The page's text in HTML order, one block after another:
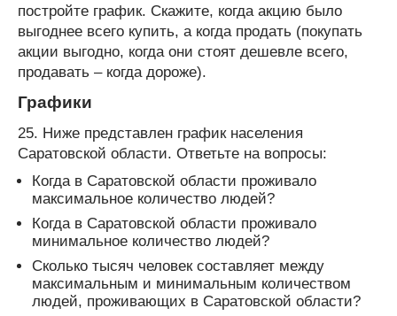
постройте график. Скажите, когда акцию было
выгоднее всего купить, а когда продать (покупать
акции выгодно, когда они стоят дешевле всего,
продавать – когда дороже).
Графики
25. Ниже представлен график населения
Саратовской области. Ответьте на вопросы:
Когда в Саратовской области проживало
максимальное количество людей?
Когда в Саратовской области проживало
минимальное количество людей?
Сколько тысяч человек составляет между
максимальным и минимальным количеством
людей, проживающих в Саратовской области?